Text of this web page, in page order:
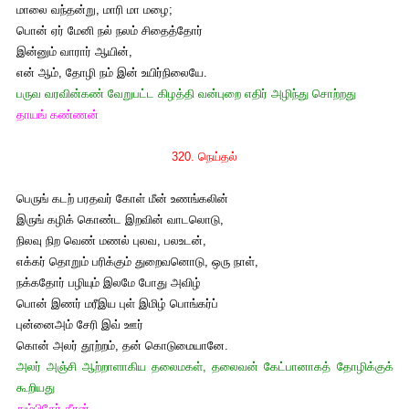
மாலை வந்தன்று, மாரி மா மழை;
பொன் ஏர் மேனி நல் நலம் சிதைத்தோர்
இன்னும் வாரார் ஆயின்,
என் ஆம், தோழி நம் இன் உயிர்நிலையே.
பருவ வரவின்கண் வேறுபட்ட கிழத்தி வன்புறை எதிர் அழிந்து சொற்றது
தாயங் கண்ணன்
320. நெய்தல்
பெருங் கடற் பரதவர் கோள் மீன் உணங்கலின்
இருங் கழிக் கொண்ட இறவின் வாடலொடு,
நிலவு நிற வெண் மணல் புலவ, பலஉடன்,
எக்கர் தொறும் பரிக்கும் துறைவனொடு, ஒரு நாள்,
நக்கதோர் பழியும் இலமே போது அவிழ்
பொன் இணர் மரீஇய புள் இமிழ் பொங்கர்ப்
புன்னைஅம் சேரி இவ் ஊர்
கொன் அலர் தூற்றம், தன் கொடுமையானே.
அலர் அஞ்சி ஆற்றாளாகிய தலைமகள், தலைவன் கேட்பானாகத் தோழிக்குக்
கூறியது